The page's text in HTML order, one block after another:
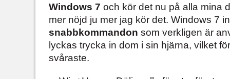
Windows 7 och kör det nu på alla mina
mer nöjd ju mer jag kör det. Windows 7
snabbkommandon som verkligen är
lyckas trycka in dom i sin hjärna, vilket
svåraste.